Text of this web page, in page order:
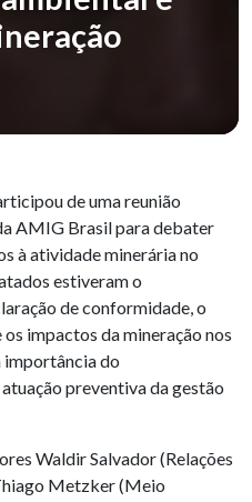
de uma reunião
AMIG Brasil para debater
à atividade minerária no
estiveram o
de conformidade, o
impactos da mineração nos
importância do
preventiva da gestão
Waldir Salvador (Relações
Metzker (Meio